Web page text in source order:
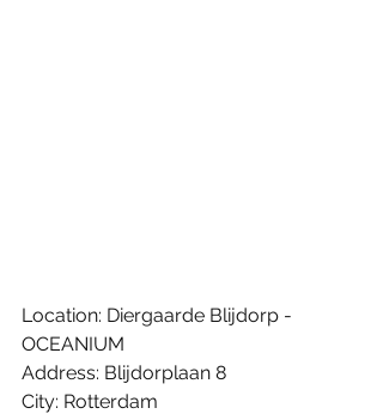
Location: Diergaarde Blijdorp -
OCEANIUM
Address: Blijdorplaan 8
City: Rotterdam